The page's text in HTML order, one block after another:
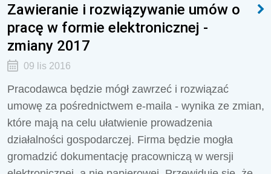
Zawieranie i rozwiązywanie umów o
pracę w formie elektronicznej -
zmiany 2017
09 lis 2016
Pracodawca będzie mógł zawrzeć i rozwiązać
umowę za pośrednictwem e-maila - wynika ze zmian,
które mają na celu ułatwienie prowadzenia
działalności gospodarczej. Firma będzie mogła
gromadzić dokumentację pracowniczą w wersji